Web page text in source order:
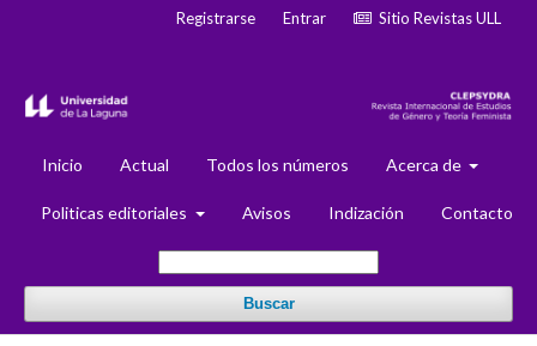
Inicio Actual Todos los números Acerca de
Politicas editoriales Avisos Indización Contacto
Buscar
Registrarse Entrar Sitio Revistas ULL